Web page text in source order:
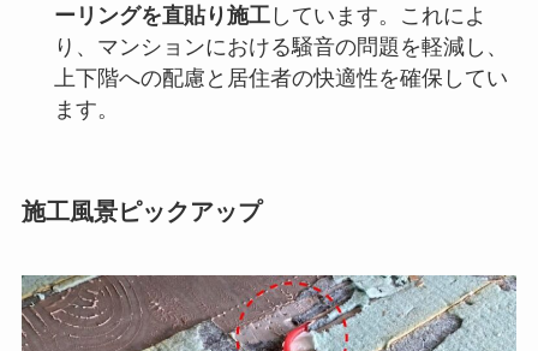
ーリングを直貼り施工しています。これによ
り、マンションにおける騒音の問題を軽減し、
上下階への配慮と居住者の快適性を確保してい
ます。
施工風景ピックアップ